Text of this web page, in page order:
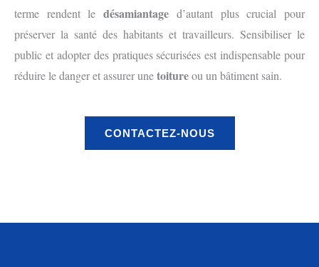
terme rendent ledésamiantage d’autant plus crucial pour
préserver la santé des habitants et travailleurs. Sensibiliser le
public et adopter des pratiques sécurisées est indispensable pour
réduire le danger et assurer unetoitureou un bâtiment sain.
CONTACTEZ-NOUS